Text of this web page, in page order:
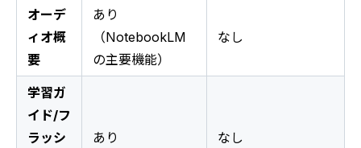
オーデ
ィオ概
要
あり
（NotebookLM
の主要機能）
なし
学習ガ
イド/フ
ラッシ
あり なし